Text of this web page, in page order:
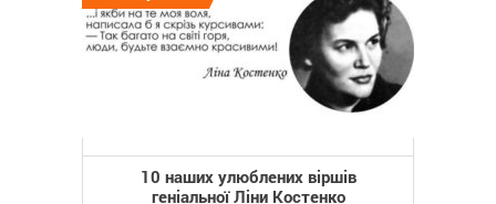
10 наших улюблених віршів
геніальної Ліни Костенко